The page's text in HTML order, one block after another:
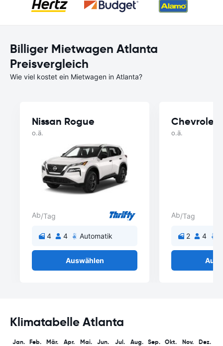
Billiger Mietwagen Atlanta
Preisvergleich
Wie viel kostet ein Mietwagen in Atlanta?
Nissan Rogue
o.ä.
Ab/Tag
4 4 Automatik
Auswählen
Chevrolet
o.ä.
Ab/Tag
2 4
Klimatabelle Atlanta
Jan. Feb. Mär. Apr. Mai. Jun. Jul. Aug. Sep. Okt. Nov. Dez.